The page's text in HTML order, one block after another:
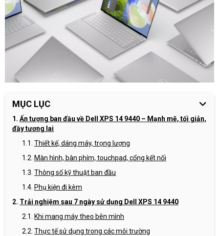
MỤC LỤC
Ấn tượng ban đầu về Dell XPS 14 9440 – Mạnh mẽ, tối giản,
đầy tương lai
Thiết kế, dáng máy, trọng lượng
Màn hình, bàn phím, touchpad, cổng kết nối
Thông số kỹ thuật ban đầu
Phụ kiện đi kèm
Trải nghiệm sau 7 ngày sử dụng Dell XPS 14 9440
Khi mang máy theo bên mình
Thực tế sử dụng trong các môi trường